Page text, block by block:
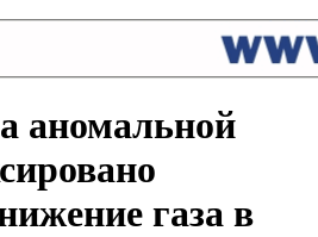
аномальной
газа в